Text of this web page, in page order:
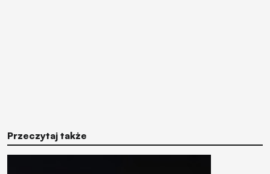
Przeczytaj także